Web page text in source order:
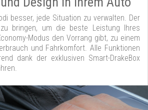
besser, jede Situation zu verwalten. Der
bringen, um die beste Leistung Ihres
conomy-Modus den Vorrang gibt, zu einem
und Fahrkomfort. Alle Funktionen
dank der exklusiven Smart-DrakeBox